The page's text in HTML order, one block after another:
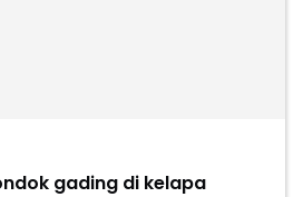
gading di kelapa